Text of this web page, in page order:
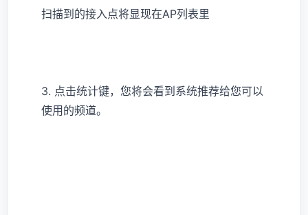
扫描到的接入点将显现在AP列表里
3. 点击统计键，您将会看到系统推荐给您可以
使用的频道。